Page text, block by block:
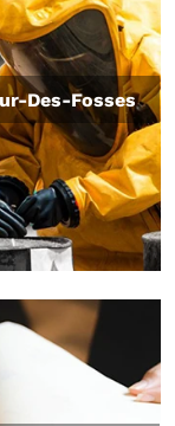
Des-Fosses